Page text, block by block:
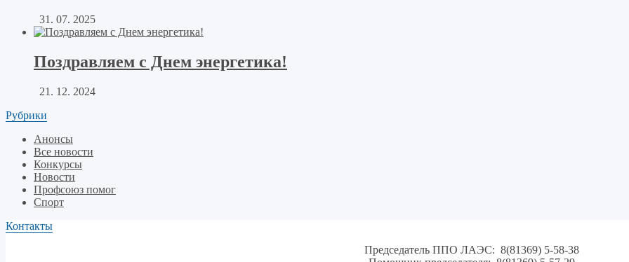
31. 07. 2025
Поздравляем с Днем энергетика!
21. 12. 2024
Рубрики
Анонсы
Все новости
Конкурсы
Новости
Профсоюз помог
Спорт
Контакты
Председатель ППО ЛАЭС: 8(81369) 5-58-38